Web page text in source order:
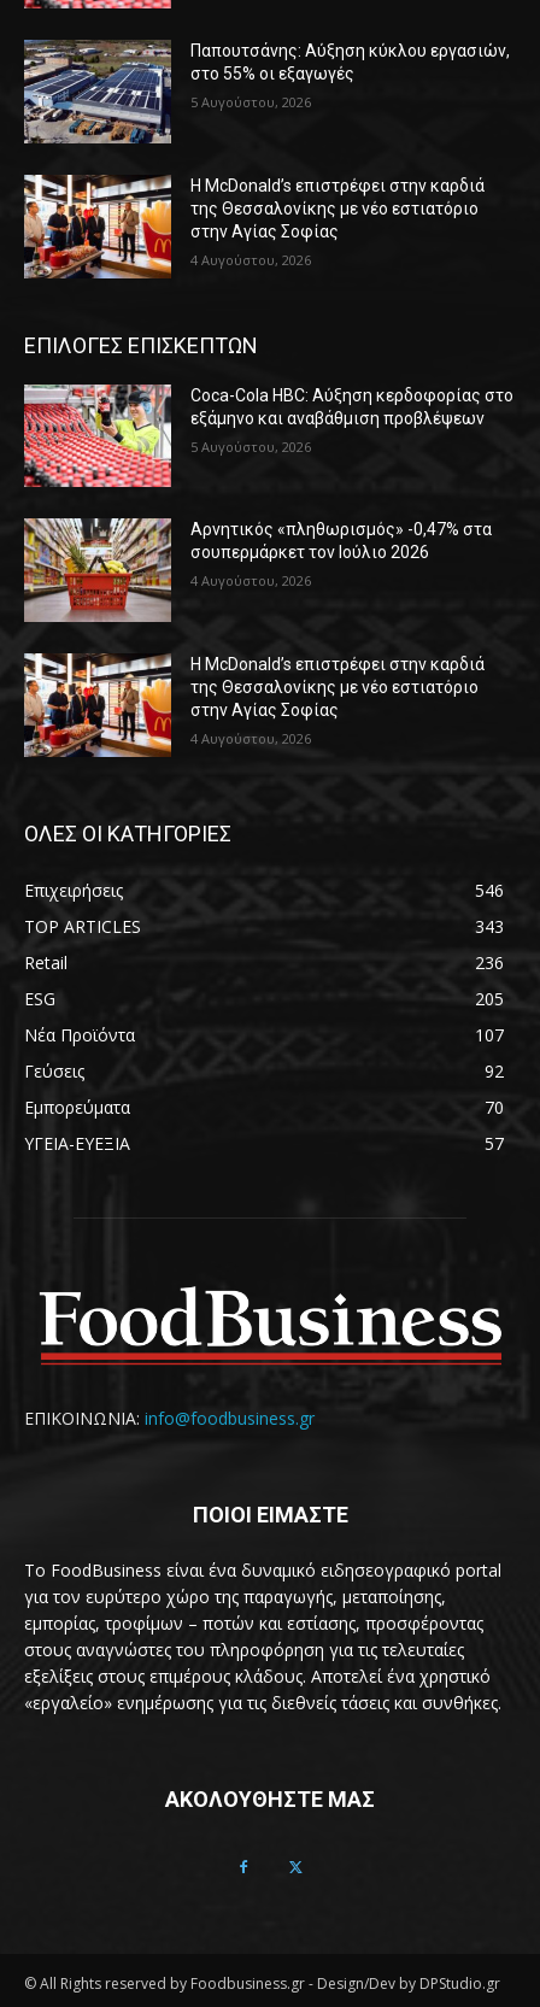
Παπουτσάνης: Αύξηση κύκλου εργασιών,
στο 55% οι εξαγωγές
5 Αυγούστου, 2026
Η McDonald’s επιστρέφει στην καρδιά
της Θεσσαλονίκης με νέο εστιατόριο
στην Αγίας Σοφίας
4 Αυγούστου, 2026
ΕΠΙΛΟΓΕΣ ΕΠΙΣΚΕΠΤΩΝ
Coca-Cola HBC: Αύξηση κερδοφορίας στο
εξάμηνο και αναβάθμιση προβλέψεων
5 Αυγούστου, 2026
Αρνητικός «πληθωρισμός» -0,47% στα
σουπερμάρκετ τον Ιούλιο 2026
4 Αυγούστου, 2026
Η McDonald’s επιστρέφει στην καρδιά
της Θεσσαλονίκης με νέο εστιατόριο
στην Αγίας Σοφίας
4 Αυγούστου, 2026
ΟΛΕΣ ΟΙ ΚΑΤΗΓΟΡΙΕΣ
Επιχειρήσεις
546
TOP ARTICLES
343
Retail
236
ESG
205
Νέα Προϊόντα
107
Γεύσεις
92
Εμπορεύματα
70
ΥΓΕΙΑ-ΕΥΕΞΙΑ
57
ΕΠΙΚΟΙΝΩΝΙΑ: info@foodbusiness.gr
ΠΟΙΟΙ ΕΙΜΑΣΤΕ
Το FoodBusiness είναι ένα δυναμικό ειδησεογραφικό portal
για τον ευρύτερο χώρο της παραγωγής, μεταποίησης,
εμπορίας, τροφίμων – ποτών και εστίασης, προσφέροντας
στους αναγνώστες του πληροφόρηση για τις τελευταίες
εξελίξεις στους επιμέρους κλάδους. Αποτελεί ένα χρηστικό
«εργαλείο» ενημέρωσης για τις διεθνείς τάσεις και συνθήκες.
ΑΚΟΛΟΥΘΗΣΤΕ ΜΑΣ
© All Rights reserved by Foodbusiness.gr - Design/Dev by DPStudio.gr